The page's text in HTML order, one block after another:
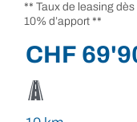
** Taux de leasing
10% d’apport **
CHF